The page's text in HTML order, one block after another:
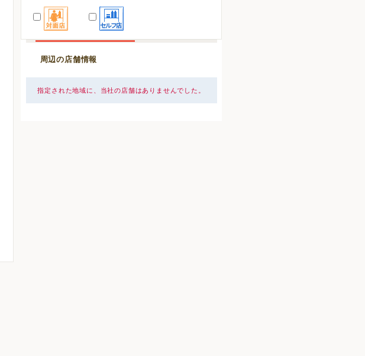
周辺の店舗情報
指定された地域に、当社の店舗はありませんでした。